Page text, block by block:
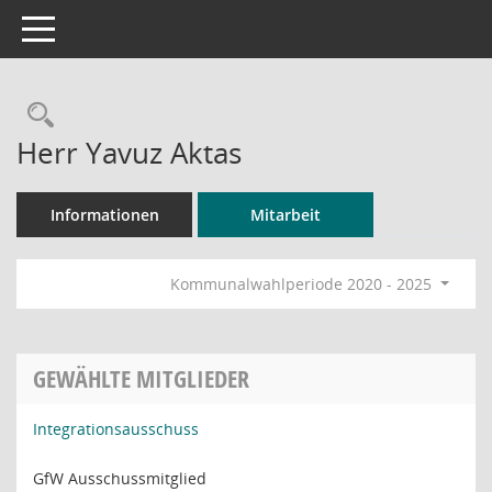
Toggle navigation
Rechercheauswahl
Herr Yavuz Aktas
Informationen Mitarbeit
Kommunalwahlperiode 2020 - 2025
GEWÄHLTE MITGLIEDER
Integrationsausschuss
GfW Ausschussmitglied